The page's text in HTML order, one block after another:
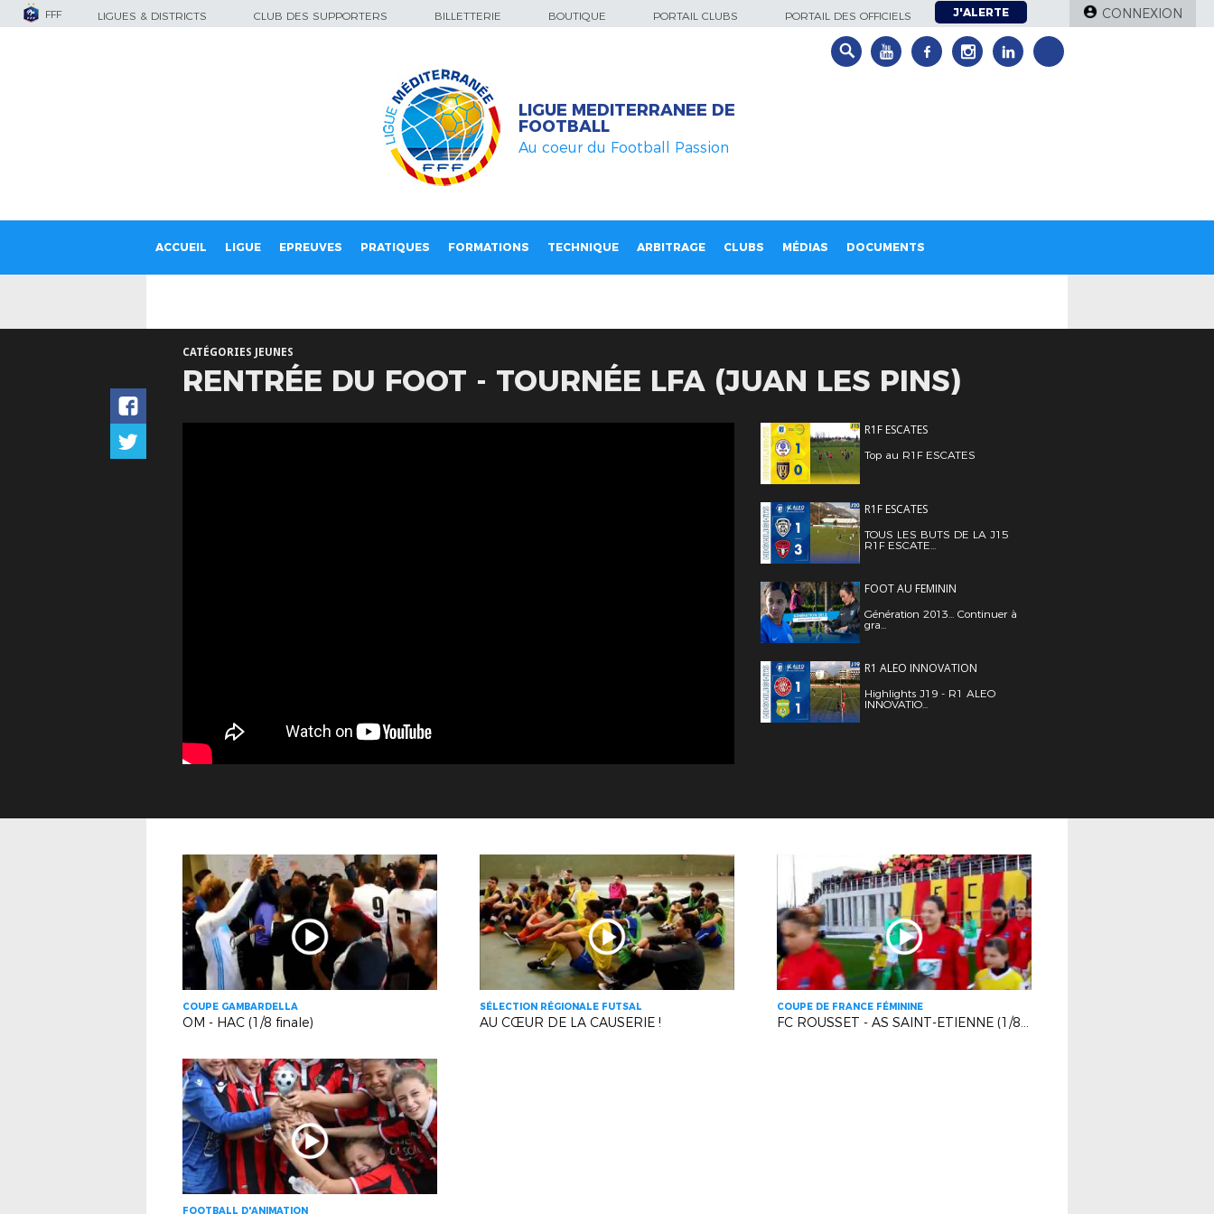
FFF LIGUES & DISTRICTS CLUB DES SUPPORTERS BILLETTERIE BOUTIQUE PORTAIL CLUBS PORTAIL DES OFFICIELS J'ALERTE CONNEXION
LIGUE MEDITERRANEE DE
FOOTBALL
Au coeur du Football Passion
ACCUEIL LIGUE EPREUVES PRATIQUES FORMATIONS TECHNIQUE ARBITRAGE CLUBS MÉDIAS DOCUMENTS
CATÉGORIES JEUNES
RENTRÉE DU FOOT - TOURNÉE LFA (JUAN LES PINS)
R1F ESCATES
Top au R1F ESCATES
R1F ESCATES
TOUS LES BUTS DE LA J15
R1F ESCATE...
FOOT AU FEMININ
Génération 2013... Continuer à
gra...
R1 ALEO INNOVATION
Highlights J19 - R1 ALEO
INNOVATIO...
COUPE GAMBARDELLA
OM - HAC (1/8 finale)
SÉLECTION RÉGIONALE FUTSAL
AU CŒUR DE LA CAUSERIE !
COUPE DE FRANCE FÉMININE
FC ROUSSET - AS SAINT-ETIENNE (1/8 FINALE)
FOOTBALL D'ANIMATION